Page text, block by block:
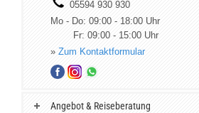
05594 930 930
Mo - Do: 09:00 - 18:00 Uhr
Fr: 09:00 - 15:00 Uhr
» Zum Kontaktformular
Angebot & Reiseberatung